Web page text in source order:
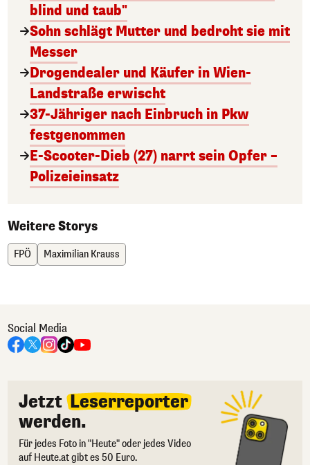
blind und taub"
Sohn schlägt Mutter und bedroht sie mit
Messer
Drogendealer und Käufer in Wien-
Landstraße erwischt
37-Jähriger nach Einbruch in Pkw
festgenommen
E-Scooter-Dieb (27) narrt sein Opfer –
Polizeieinsatz
Weitere Storys
FPÖ Maximilian Krauss
Social Media
Jetzt Leserreporter
werden.
Für jedes Foto in "Heute" oder jedes Video
auf Heute.at gibt es 50 Euro.